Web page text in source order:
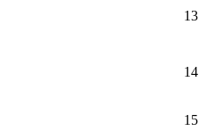
13
14
15